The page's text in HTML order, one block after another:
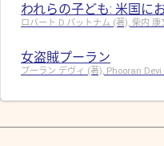
われらの子ども: 米国に
ロバート D.パットナム (著), 柴内 康
女盗賊プーラン
プーラン デヴィ (著), Phooran